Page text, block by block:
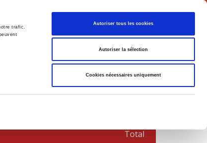
trafic.
Autoriser tous les cookies
Autoriser la sélection
Cookies nécessaires uniquement
English
Total